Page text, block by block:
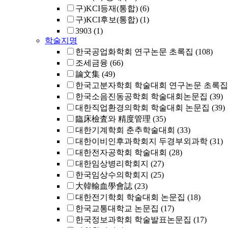
구)KCI등재(통합) (6)
구)KCI후보(통합) (1)
3903 (1)
학술지명
한국공업화학회 연구논문 초록집 (108)
조세금융 (66)
論文集 (49)
한국고분자학회 학술대회 연구논문 초록집
한국소음진동공학회 학술대회논문집 (39)
대한직업환경의학회 학술대회 논문집 (39)
臨床檢査와 精度管理 (35)
대한기계학회 춘추학술대회 (33)
대한이비인후과학회지 두경부외과학 (31)
대한전자공학회 학술대회 (28)
대한임상병리학회지 (27)
한국임상수의학회지 (25)
大韓輸血學會誌 (23)
대한전기학회 학술대회 논문집 (18)
한국교통대학교 논문집 (17)
한국정보과학회 학술발표논문집 (17)